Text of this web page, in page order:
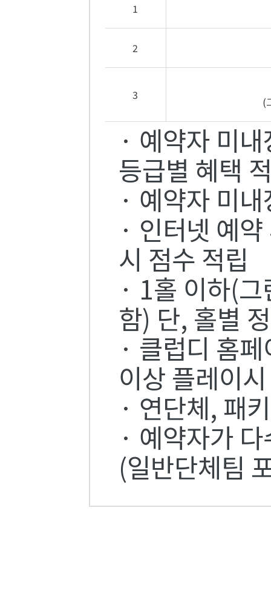
1
2
3 (
· 예약자 미
등급별 혜택
· 예약자 미
· 인터넷 예
시 점수 적립
· 1홀 이하(
함) 단, 홀별
· 클럽디 홈
이상 플레이
· 연단체, 패
· 예약자가
(일반단체팀